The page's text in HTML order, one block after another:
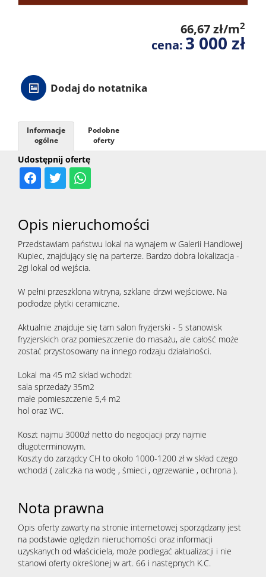
66,67 zł/m2
cena: 3 000 zł
Dodaj do notatnika
Udostępnij ofertę
Informacje
ogólne
Podobne
oferty
Opis nieruchomości
Przedstawiam państwu lokal na wynajem w Galerii Handlowej
Kupiec, znajdujący się na parterze. Bardzo dobra lokalizacja -
2gi lokal od wejścia.
W pełni przeszklona witryna, szklane drzwi wejściowe. Na
podłodze płytki ceramiczne.
Aktualnie znajduje się tam salon fryzjerski - 5 stanowisk
fryzjerskich oraz pomieszczenie do masażu, ale całość może
zostać przystosowany na innego rodzaju działalności.
Lokal ma 45 m2 skład wchodzi:
sala sprzedaży 35m2
małe pomieszczenie 5,4 m2
hol oraz WC.
Koszt najmu 3000zł netto do negocjacji przy najmie
długoterminowym.
Koszty do zarządcy CH to około 1000-1200 zł w skład czego
wchodzi ( zaliczka na wodę , śmieci , ogrzewanie , ochrona ).
Nota prawna
Opis oferty zawarty na stronie internetowej sporządzany jest
na podstawie oględzin nieruchomości oraz informacji
uzyskanych od właściciela, może podlegać aktualizacji i nie
stanowi oferty określonej w art. 66 i następnych K.C.